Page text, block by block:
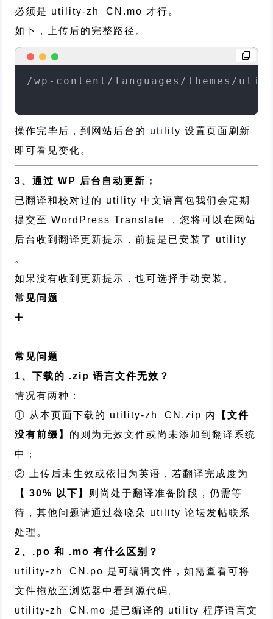
必须是 utility-zh_CN.mo 才行。
如下，上传后的完整路径。
/wp-content/languages/themes/
操作完毕后，到网站后台的 utility 设置页面刷新
即可看见变化。
3、通过 WP 后台自动更新；
已翻译和校对过的 utility 中文语言包我们会定期
提交至 WordPress Translate ，您将可以在网站
后台收到翻译更新提示，前提是已安装了 utility
。
如果没有收到更新提示，也可选择手动安装。
常见问题
常见问题
1、下载的 .zip 语言文件无效？
情况有两种：
① 从本页面下载的 utility-zh_CN.zip 内
【文件
没有前缀】 的则为无效文件或尚未添加到翻译系统
中；
② 上传后未生效或依旧为英语，若翻译完成度为
【 30% 以下】 则尚处于翻译准备阶段，仍需等
待，其他问题请通过薇晓朵 utility 论坛发帖联系
处理。
2、.po 和 .mo 有什么区别？
utility-zh_CN.po 是可编辑文件，如需查看可将
文件拖放至浏览器中看到源代码。
utility-zh_CN.mo 是已编译的 utility 程序语言文